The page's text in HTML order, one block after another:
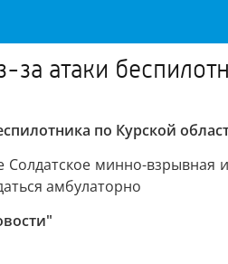
атаки
по Курской
минно-взрывная
амбулаторно